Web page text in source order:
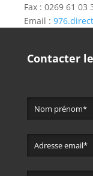
Fax : 0269 61 03
Email :
Contacter